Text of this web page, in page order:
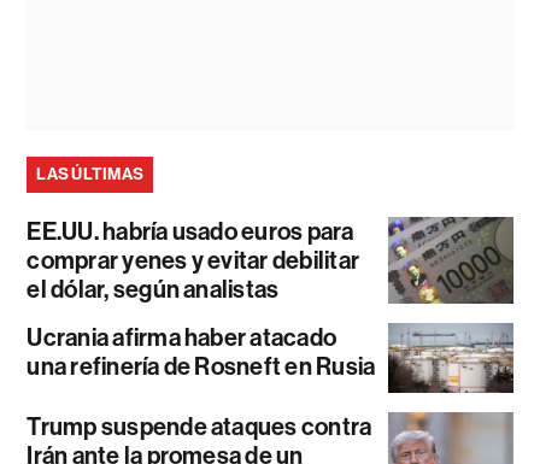
LAS ÚLTIMAS
EE.UU. habría usado euros para
comprar yenes y evitar debilitar
el dólar, según analistas
Ucrania afirma haber atacado
una refinería de Rosneft en Rusia
Trump suspende ataques contra
Irán ante la promesa de un